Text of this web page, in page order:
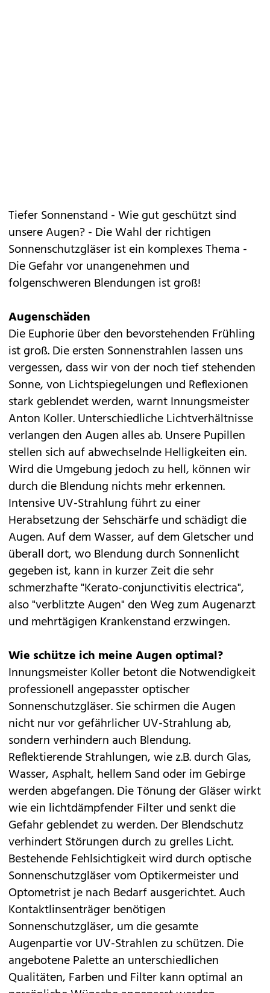
Tiefer Sonnenstand - Wie gut geschützt sind
unsere Augen? - Die Wahl der richtigen
Sonnenschutzgläser ist ein komplexes Thema -
Die Gefahr vor unangenehmen und
folgenschweren Blendungen ist groß!
Augenschäden
Die Euphorie über den bevorstehenden Frühling
ist groß. Die ersten Sonnenstrahlen lassen uns
vergessen, dass wir von der noch tief stehenden
Sonne, von Lichtspiegelungen und Reflexionen
stark geblendet werden, warnt Innungsmeister
Anton Koller. Unterschiedliche Lichtverhältnisse
verlangen den Augen alles ab. Unsere Pupillen
stellen sich auf abwechselnde Helligkeiten ein.
Wird die Umgebung jedoch zu hell, können wir
durch die Blendung nichts mehr erkennen.
Intensive UV-Strahlung führt zu einer
Herabsetzung der Sehschärfe und schädigt die
Augen. Auf dem Wasser, auf dem Gletscher und
überall dort, wo Blendung durch Sonnenlicht
gegeben ist, kann in kurzer Zeit die sehr
schmerzhafte "Kerato-conjunctivitis electrica",
also "verblitzte Augen" den Weg zum Augenarzt
und mehrtägigen Krankenstand erzwingen.
Wie schütze ich meine Augen optimal?
Innungsmeister Koller betont die Notwendigkeit
professionell angepasster optischer
Sonnenschutzgläser. Sie schirmen die Augen
nicht nur vor gefährlicher UV-Strahlung ab,
sondern verhindern auch Blendung.
Reflektierende Strahlungen, wie z.B. durch Glas,
Wasser, Asphalt, hellem Sand oder im Gebirge
werden abgefangen. Die Tönung der Gläser wirkt
wie ein lichtdämpfender Filter und senkt die
Gefahr geblendet zu werden. Der Blendschutz
verhindert Störungen durch zu grelles Licht.
Bestehende Fehlsichtigkeit wird durch optische
Sonnenschutzgläser vom Optikermeister und
Optometrist je nach Bedarf ausgerichtet. Auch
Kontaktlinsenträger benötigen
Sonnenschutzgläser, um die gesamte
Augenpartie vor UV-Strahlen zu schützen. Die
angebotene Palette an unterschiedlichen
Qualitäten, Farben und Filter kann optimal an